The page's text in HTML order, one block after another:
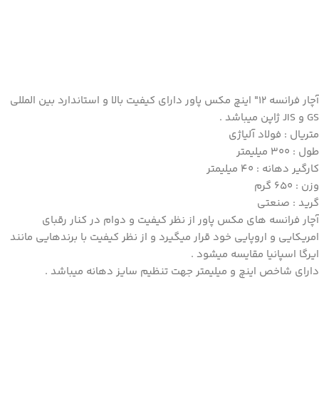
آچار فرانسه 12″ اینچ مکس پاور
دارای کیفیت بالا و استاندارد بین المللی
GS و JIS ژاپن میباشد .
متریال : فولاد آلیاژی
طول : 300 میلیمتر
کارگیر دهانه : 40 میلیمتر
وزن : 650 گرم
گرید : صنعتی
آچار فرانسه های مکس پاور از نظر کیفیت و دوام در کنار رقبای
امریکایی و اروپایی خود قرار میگیرد و از نظر کیفیت با برندهایی مانند
ایرگا اسپانیا مقایسه میشود .
دارای شاخص اینچ و میلیمتر جهت تنظیم سایز دهانه میباشد .